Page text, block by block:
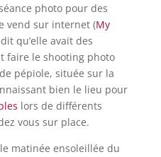
photo pour des
vend sur internet (My
dit qu’elle avait des
faire le shooting photo
pépiole, située sur la
bien le lieu pour
lors de différents
vous sur place.
matinée ensoleillée du